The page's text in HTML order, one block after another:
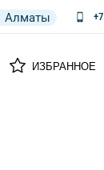
Алматы
ИЗБРАННОЕ